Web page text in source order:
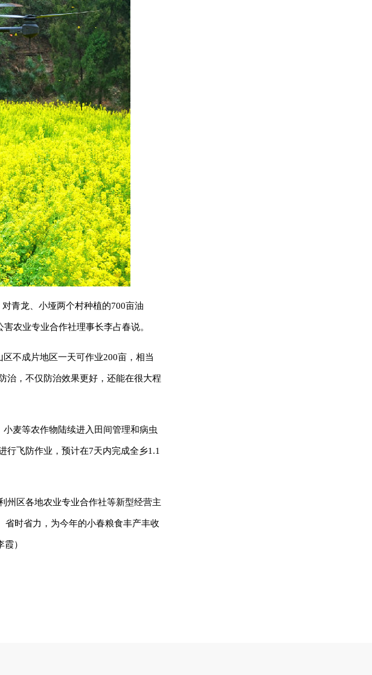
青龙、小垭两个村种植的700亩油
农业专业合作社理事长李占春说。
不成片地区一天可作业200亩，相当
治，不仅防治效果更好，还能在很大程
麦等农作物陆续进入田间管理和病虫
行飞防作业，预计在7天内完成全乡1.1
州区各地农业专业合作社等新型经营主
省时省力，为今年的小春粮食丰产丰收
）